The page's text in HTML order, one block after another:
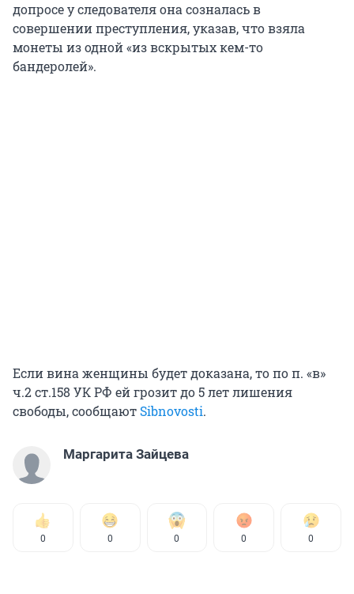
допросе у следователя она созналась в
совершении преступления, указав, что взяла
монеты из одной «из вскрытых кем-то
бандеролей».
Если вина женщины будет доказана, то по п. «в»
ч.2 ст.158 УК РФ ей грозит до 5 лет лишения
свободы, сообщают Sibnovosti.
Маргарита Зайцева
0 0 0 0 0